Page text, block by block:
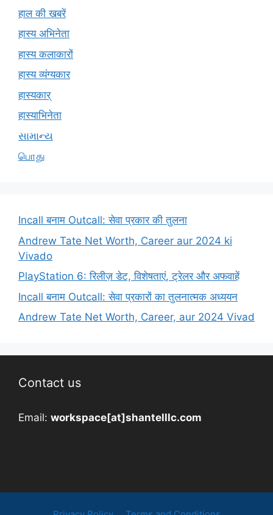
हाल की खबरें
हास्य अभिनेता
हास्य कलाकारों
हास्य व्यंग्यकार
हास्यकार्
हास्याभिनेता
સામાન્ય
பொது
Incall बनाम Outcall: सेवा प्रकार की तुलना
Andrew Tate Net Worth, Career aur 2024 ki
Vivado
PlayStation 6: रिलीज़ डेट, विशेषताएं, ट्रेलर और अफवाहें
Incall बनाम Outcall: सेवा प्रकारों का तुलनात्मक अध्ययन
Andrew Tate Net Worth, Career, aur 2024 Vivad
Contact us
Email: workspace[at]shantelllc.com